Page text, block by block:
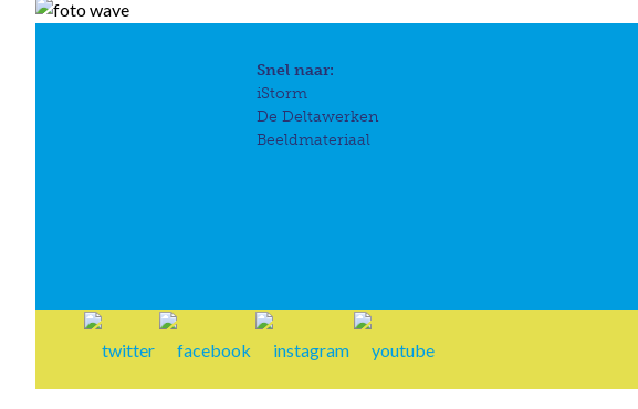
Snel naar:
iStorm
De Deltawerken
Beeldmateriaal